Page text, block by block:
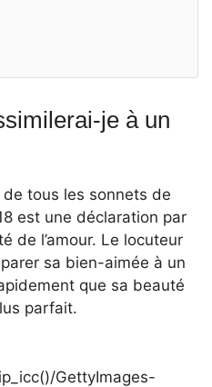
je à un
tous les sonnets de
est une déclaration par
de l’amour. Le locuteur
sa bien-aimée à un
que sa beauté
parfait.
GettyImages-